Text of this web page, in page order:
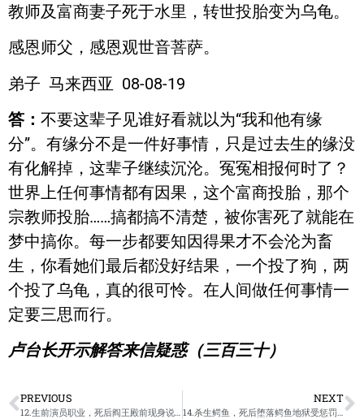
教师及富商妻子死于水里，转世投胎变为乌龟。
感恩师父，感恩观世音菩萨。
弟子 马来西亚 08-08-19
答： 不要这辈子见谁好看就以为“我和他有缘
分”。有缘分不是一件好事情，只是过去生的缘没
有化解掉，这辈子继续沉沦。冤冤相报何时了？
世界上任何事情都有因果，这个富商投胎，那个
宗教师投胎……搞都搞不清楚，被你害死了就能在
梦中搞你。每一步都要知因得果才不会沦为畜
生，你看她们最后都没好结果，一个投了狗，两
个投了乌龟，真的很可怜。在人间做任何事情一
定要三思而行。
卢台长开示解答来信疑惑（三百三十）
PREVIOUS NEXT